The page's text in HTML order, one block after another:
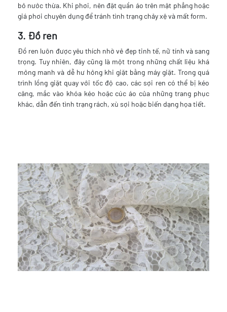
bỏ nước thừa. Khi phơi, nên đặt quần áo trên mặt phẳng hoặc
giá phơi chuyên dụng để tránh tình trạng chảy xệ và mất form.
3. Đồ ren
Đồ ren luôn được yêu thích nhờ vẻ đẹp tinh tế, nữ tính và sang
trọng. Tuy nhiên, đây cũng là một trong những chất liệu khá
mỏng manh và dễ hư hỏng khi giặt bằng máy giặt. Trong quá
trình lồng giặt quay với tốc độ cao, các sợi ren có thể bị kéo
căng, mắc vào khóa kéo hoặc cúc áo của những trang phục
khác, dẫn đến tình trạng rách, xù sợi hoặc biến dạng họa tiết.